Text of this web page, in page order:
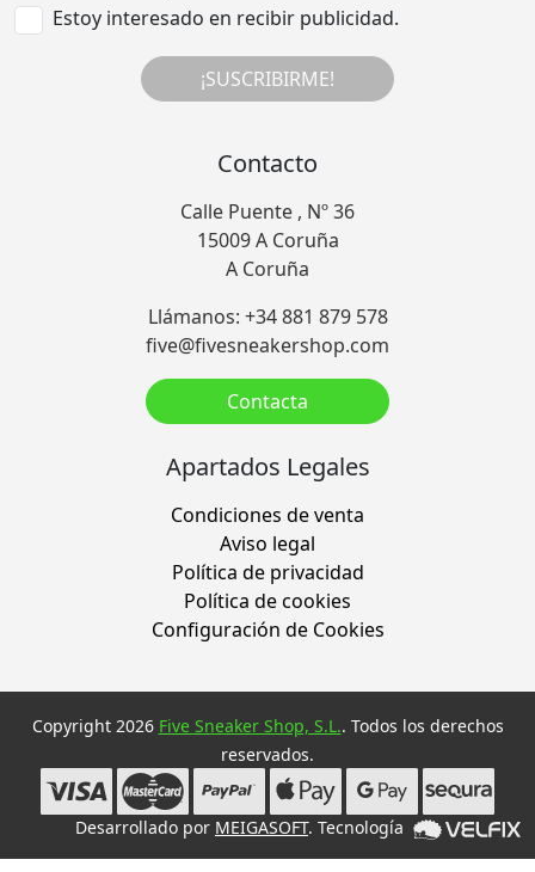
Estoy interesado en recibir publicidad.
¡SUSCRIBIRME!
Contacto
Calle Puente , Nº 36
15009 A Coruña
A Coruña
Llámanos: +34 881 879 578
five@fivesneakershop.com
Contacta
Apartados Legales
Condiciones de venta
Aviso legal
Política de privacidad
Política de cookies
Configuración de Cookies
Copyright 2026 Five Sneaker Shop, S.L.. Todos los derechos
reservados.
Desarrollado por MEIGASOFT. Tecnología